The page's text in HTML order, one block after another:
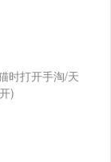
时打开手淘/天
)